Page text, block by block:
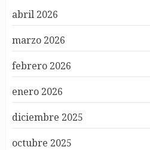
abril 2026
marzo 2026
febrero 2026
enero 2026
diciembre 2025
octubre 2025